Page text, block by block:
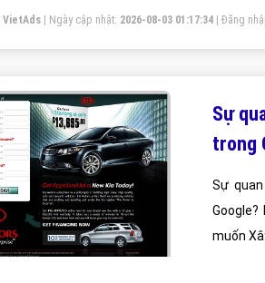
VietAds | Ngày cập nhật: 2026-08-03 01:17:34 Đăng
Sự
trong
Sự
muốn